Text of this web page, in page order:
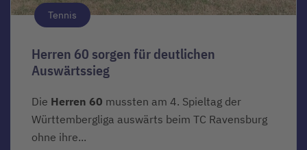
Tennis
Herren 60 sorgen für deutlichen
Auswärtssieg
Die Herren 60 mussten am 4. Spieltag der
Württembergliga auswärts beim TC Ravensburg
ohne ihre...